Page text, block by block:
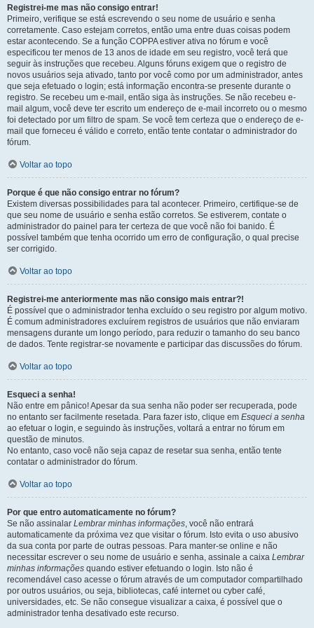
Registrei-me mas não consigo entrar!
Primeiro, verifique se está escrevendo o seu nome de usuário e senha
corretamente. Caso estejam corretos, então uma entre duas coisas podem
estar acontecendo. Se a função COPPA estiver ativa no fórum e você
especificou ter menos de 13 anos de idade em seu registro, você terá que
seguir às instruções que recebeu. Alguns fóruns exigem que o registro de
novos usuários seja ativado, tanto por você como por um administrador, antes
que seja efetuado o login; está informação encontra-se presente durante o
registro. Se recebeu um e-mail, então siga às instruções. Se não recebeu e-
mail algum, você deve ter escrito um endereço de e-mail incorreto ou o mesmo
foi detectado por um filtro de spam. Se você tem certeza que o endereço de e-
mail que forneceu é válido e correto, então tente contatar o administrador do
fórum.
Voltar ao topo
Porque é que não consigo entrar no fórum?
Existem diversas possibilidades para tal acontecer. Primeiro, certifique-se de
que seu nome de usuário e senha estão corretos. Se estiverem, contate o
administrador do painel para ter certeza de que você não foi banido. É
possível também que tenha ocorrido um erro de configuração, o qual precise
ser corrigido.
Voltar ao topo
Registrei-me anteriormente mas não consigo mais entrar?!
É possível que o administrador tenha excluído o seu registro por algum motivo.
É comum administradores excluírem registros de usuários que não enviaram
mensagens durante um longo período, para reduzir o tamanho do seu banco
de dados. Tente registrar-se novamente e participar das discussões do fórum.
Voltar ao topo
Esqueci a senha!
Não entre em pânico! Apesar da sua senha não poder ser recuperada, pode
no entanto ser facilmente resetada. Para fazer isto, clique em Esqueci a senha
ao efetuar o login, e seguindo às instruções, voltará a entrar no fórum em
questão de minutos.
No entanto, caso você não seja capaz de resetar sua senha, então tente
contatar o administrador do fórum.
Voltar ao topo
Por que entro automaticamente no fórum?
Se não assinalar Lembrar minhas informações, você não entrará
automaticamente da próxima vez que visitar o fórum. Isto evita o uso abusivo
da sua conta por parte de outras pessoas. Para manter-se online e não
necessitar escrever o seu nome de usuário e senha, assinale a caixa Lembrar
minhas informações quando estiver efetuando o login. Isto não é
recomendável caso acesse o fórum através de um computador compartilhado
por outros usuários, ou seja, bibliotecas, café internet ou cyber café,
universidades, etc. Se não consegue visualizar a caixa, é possível que o
administrador tenha desativado este recurso.